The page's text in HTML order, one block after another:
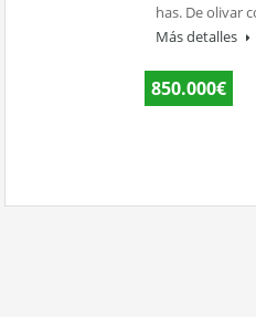
has. De olivar
Más detalles
850.000€